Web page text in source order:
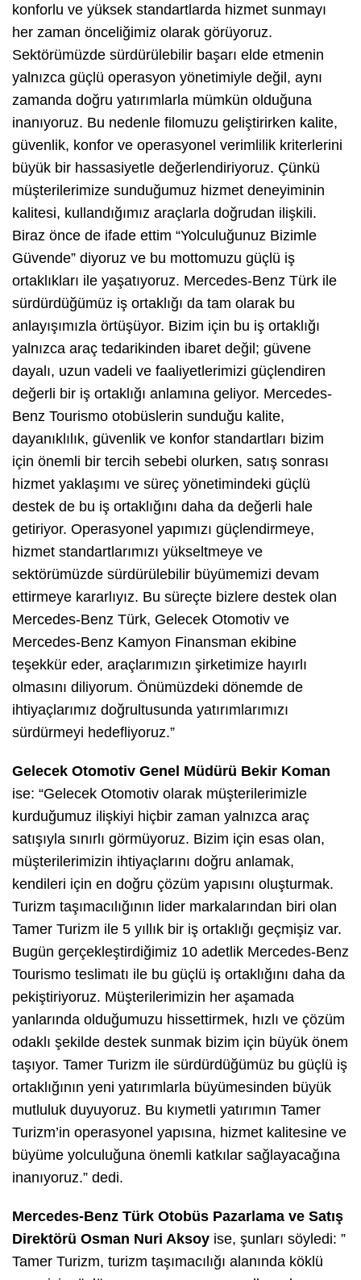
konforlu ve yüksek standartlarda hizmet sunmayı
her zaman önceliğimiz olarak görüyoruz.
Sektörümüzde sürdürülebilir başarı elde etmenin
yalnızca güçlü operasyon yönetimiyle değil, aynı
zamanda doğru yatırımlarla mümkün olduğuna
inanıyoruz. Bu nedenle filomuzu geliştirirken kalite,
güvenlik, konfor ve operasyonel verimlilik kriterlerini
büyük bir hassasiyetle değerlendiriyoruz. Çünkü
müşterilerimize sunduğumuz hizmet deneyiminin
kalitesi, kullandığımız araçlarla doğrudan ilişkili.
Biraz önce de ifade ettim “Yolculuğunuz Bizimle
Güvende” diyoruz ve bu mottomuzu güçlü iş
ortaklıkları ile yaşatıyoruz. Mercedes-Benz Türk ile
sürdürdüğümüz iş ortaklığı da tam olarak bu
anlayışımızla örtüşüyor. Bizim için bu iş ortaklığı
yalnızca araç tedarikinden ibaret değil; güvene
dayalı, uzun vadeli ve faaliyetlerimizi güçlendiren
değerli bir iş ortaklığı anlamına geliyor. Mercedes-
Benz Tourismo otobüslerin sunduğu kalite,
dayanıklılık, güvenlik ve konfor standartları bizim
için önemli bir tercih sebebi olurken, satış sonrası
hizmet yaklaşımı ve süreç yönetimindeki güçlü
destek de bu iş ortaklığını daha da değerli hale
getiriyor. Operasyonel yapımızı güçlendirmeye,
hizmet standartlarımızı yükseltmeye ve
sektörümüzde sürdürülebilir büyümemizi devam
ettirmeye kararlıyız. Bu süreçte bizlere destek olan
Mercedes-Benz Türk, Gelecek Otomotiv ve
Mercedes-Benz Kamyon Finansman ekibine
teşekkür eder, araçlarımızın şirketimize hayırlı
olmasını diliyorum. Önümüzdeki dönemde de
ihtiyaçlarımız doğrultusunda yatırımlarımızı
sürdürmeyi hedefliyoruz.”
Gelecek Otomotiv Genel Müdürü Bekir Koman
ise: “Gelecek Otomotiv olarak müşterilerimizle
kurduğumuz ilişkiyi hiçbir zaman yalnızca araç
satışıyla sınırlı görmüyoruz. Bizim için esas olan,
müşterilerimizin ihtiyaçlarını doğru anlamak,
kendileri için en doğru çözüm yapısını oluşturmak.
Turizm taşımacılığının lider markalarından biri olan
Tamer Turizm ile 5 yıllık bir iş ortaklığı geçmişiz var.
Bugün gerçekleştirdiğimiz 10 adetlik Mercedes-Benz
Tourismo teslimatı ile bu güçlü iş ortaklığını daha da
pekiştiriyoruz. Müşterilerimizin her aşamada
yanlarında olduğumuzu hissettirmek, hızlı ve çözüm
odaklı şekilde destek sunmak bizim için büyük önem
taşıyor. Tamer Turizm ile sürdürdüğümüz bu güçlü iş
ortaklığının yeni yatırımlarla büyümesinden büyük
mutluluk duyuyoruz. Bu kıymetli yatırımın Tamer
Turizm’in operasyonel yapısına, hizmet kalitesine ve
büyüme yolculuğuna önemli katkılar sağlayacağına
inanıyoruz.” dedi.
Mercedes-Benz Türk Otobüs Pazarlama ve Satış
Direktörü Osman Nuri Aksoy ise, şunları söyledi: ”
Tamer Turizm, turizm taşımacılığı alanında köklü